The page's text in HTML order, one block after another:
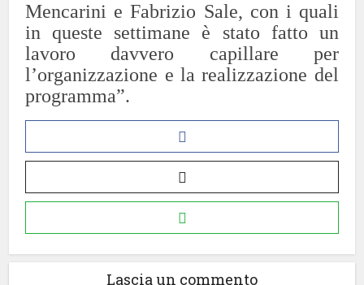
Mencarini e Fabrizio Sale, con i quali
in queste settimane è stato fatto un
lavoro davvero capillare per
l’organizzazione e la realizzazione del
programma”.
Lascia un commento